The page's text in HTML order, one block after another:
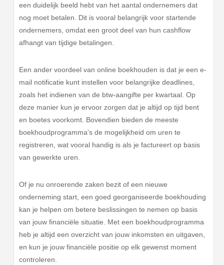
een duidelijk beeld hebt van het aantal ondernemers dat
nog moet betalen. Dit is vooral belangrijk voor startende
ondernemers, omdat een groot deel van hun cashflow
afhangt van tijdige betalingen.
Een ander voordeel van online boekhouden is dat je een e-
mail notificatie kunt instellen voor belangrijke deadlines,
zoals het indienen van de btw-aangifte per kwartaal. Op
deze manier kun je ervoor zorgen dat je altijd op tijd bent
en boetes voorkomt. Bovendien bieden de meeste
boekhoudprogramma's de mogelijkheid om uren te
registreren, wat vooral handig is als je factureert op basis
van gewerkte uren.
Of je nu onroerende zaken bezit of een nieuwe
onderneming start, een goed georganiseerde boekhouding
kan je helpen om betere beslissingen te nemen op basis
van jouw financiële situatie. Met een boekhoudprogramma
heb je altijd een overzicht van jouw inkomsten en uitgaven,
en kun je jouw financiële positie op elk gewenst moment
controleren.